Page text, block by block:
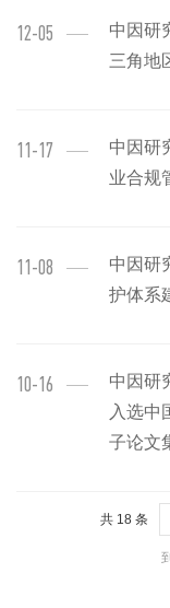
12-05
中因研
三角地
11-17
中因研
业合规
11-08
中因研
护体系
10-16
中因研
入选中
子论文
共 18 条